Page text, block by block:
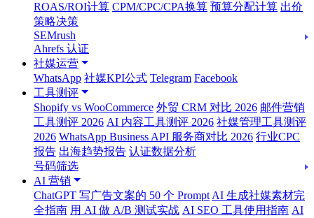
ROAS/ROI计算 CPM/CPC/CPA换算 预算分配计算 出价
策略决策
SEMrush
Ahrefs 认证
社媒运营
WhatsApp 社媒KPI公式 Telegram Facebook
工具测评
Shopify vs WooCommerce 外贸 CRM 对比 2026 邮件营销
工具测评 2026 AI 内容工具测评 2026 社媒管理工具测评
2026 WhatsApp Business API 服务商对比 2026 行业CPC
报告 出海趋势报告 认证数据分析
号码筛选
AI 营销
ChatGPT 写广告文案的 50 个 Prompt AI 生成社媒素材完
全指南 用 AI 做 A/B 测试实战 AI SEO 工具使用指南 AI